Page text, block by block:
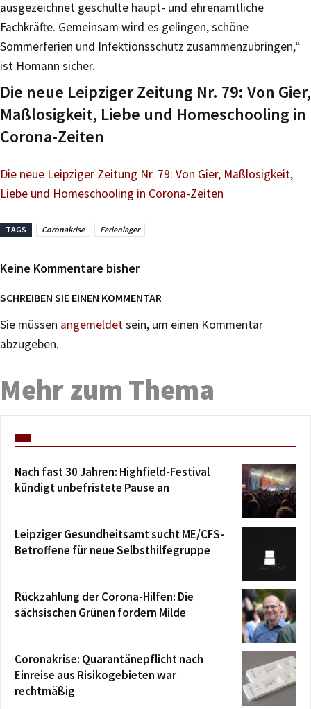
ausgezeichnet geschulte haupt- und ehrenamtliche
Fachkräfte. Gemeinsam wird es gelingen, schöne
Sommerferien und Infektionsschutz zusammenzubringen,“
ist Homann sicher.
Die neue Leipziger Zeitung Nr. 79: Von Gier,
Maßlosigkeit, Liebe und Homeschooling in
Corona-Zeiten
Die neue Leipziger Zeitung Nr. 79: Von Gier, Maßlosigkeit,
Liebe und Homeschooling in Corona-Zeiten
TAGS Coronakrise Ferienlager
Keine Kommentare bisher
SCHREIBEN SIE EINEN KOMMENTAR
Sie müssen angemeldetsein, um einen Kommentar
abzugeben.
Mehr zum Thema
Nach fast 30 Jahren: Highfield-Festival
kündigt unbefristete Pause an
Leipziger Gesundheitsamt sucht ME/CFS-
Betroffene für neue Selbsthilfegruppe
Rückzahlung der Corona-Hilfen: Die
sächsischen Grünen fordern Milde
Coronakrise: Quarantänepflicht nach
Einreise aus Risikogebieten war
rechtmäßig